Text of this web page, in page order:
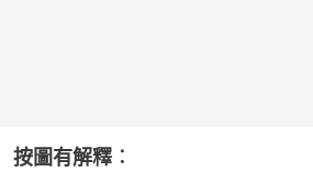
按圖有解釋︰